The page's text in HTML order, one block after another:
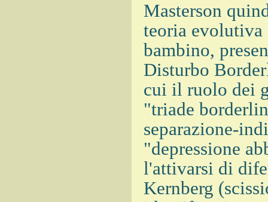
Masterson
teoria evolutiva
bambino,
Disturbo
cui il ruolo dei
"triade
separazione-
"depressione
l'attivarsi di
Kernberg